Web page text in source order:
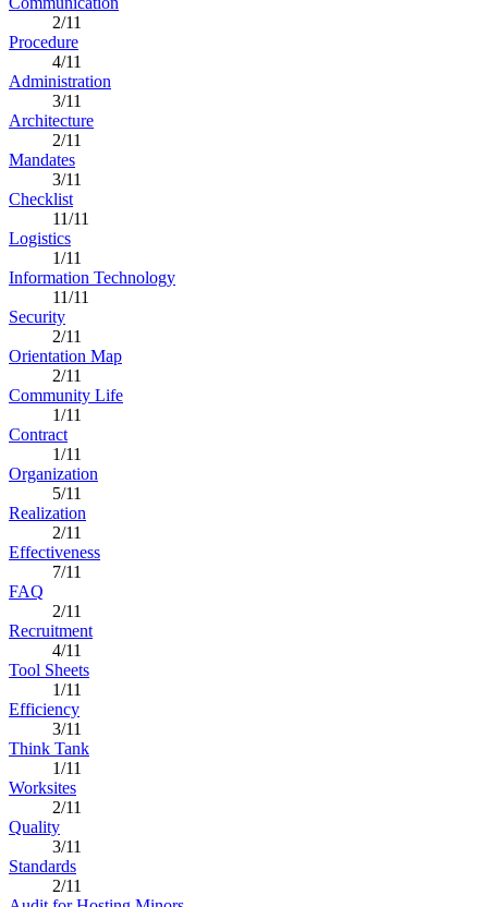
2/11
Procedure
4/11
Administration
3/11
Architecture
2/11
Mandates
3/11
Checklist
11/11
Logistics
1/11
Information Technology
11/11
Security
2/11
Orientation Map
2/11
Community Life
1/11
Contract
1/11
Organization
5/11
Realization
2/11
Effectiveness
7/11
FAQ
2/11
Recruitment
4/11
Tool Sheets
1/11
Efficiency
3/11
Think Tank
1/11
Worksites
2/11
Quality
3/11
Standards
2/11